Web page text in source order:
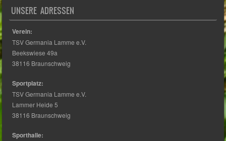
UNSERE ADRESSEN
Verein:
TSV Germania Lamme e.V.
Beekswiese 49a
38116 Braunschweig
Sportplatz:
TSV Germania Lamme e.V.
Lammer Heide 5
38116 Braunschweig
Sporthalle: